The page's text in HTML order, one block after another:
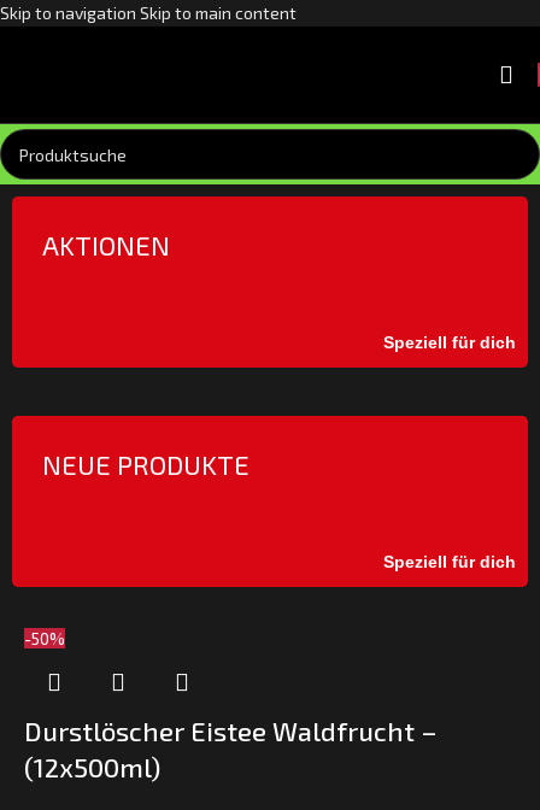
Skip to navigation Skip to main content
AKTIONEN
Speziell für dich
NEUE PRODUKTE
Speziell für dich
-50%
Durstlöscher Eistee Waldfrucht –
(12x500ml)